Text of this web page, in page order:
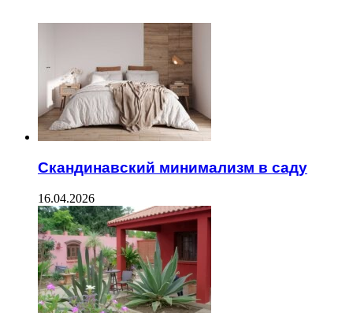
Скандинавский минимализм в саду
16.04.2026